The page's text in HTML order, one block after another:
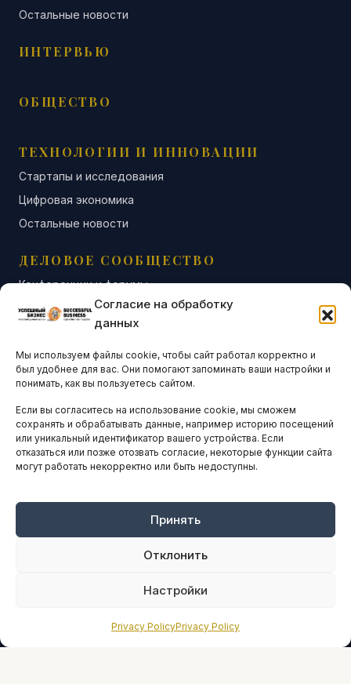
Согласие на обработку
данных
Мы используем файлы cookie, чтобы сайт работал корректно и
был удобнее для вас. Они помогают запоминать ваши настройки и
понимать, как вы пользуетесь сайтом.
Если вы согласитесь на использование cookie, мы сможем
сохранять и обрабатывать данные, например историю посещений
или уникальный идентификатор вашего устройства. Если
отказаться или позже отозвать согласие, некоторые функции сайта
могут работать некорректно или быть недоступны.
Принять
Отклонить
Настройки
Privacy PolicyPrivacy Policy
Остальные новости
ИНТЕРВЬЮ
ОБЩЕСТВО
ТЕХНОЛОГИИ И ИННОВАЦИИ
Стартапы и исследования
Цифровая экономика
Остальные новости
ДЕЛОВОЕ СООБЩЕСТВО
Конференции и форумы
Бизнес-клубы и ассоциации
Остальные новости
АНАЛИТИКА И СТАТИСТИКА
ARTICLES IN ENGLISH
НАВИГАЦИЯ
Оплата онлайн